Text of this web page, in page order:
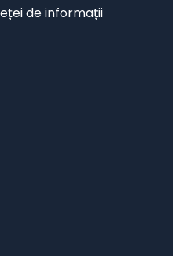
de informații